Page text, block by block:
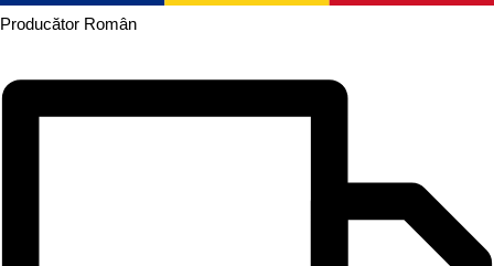
Producător Român